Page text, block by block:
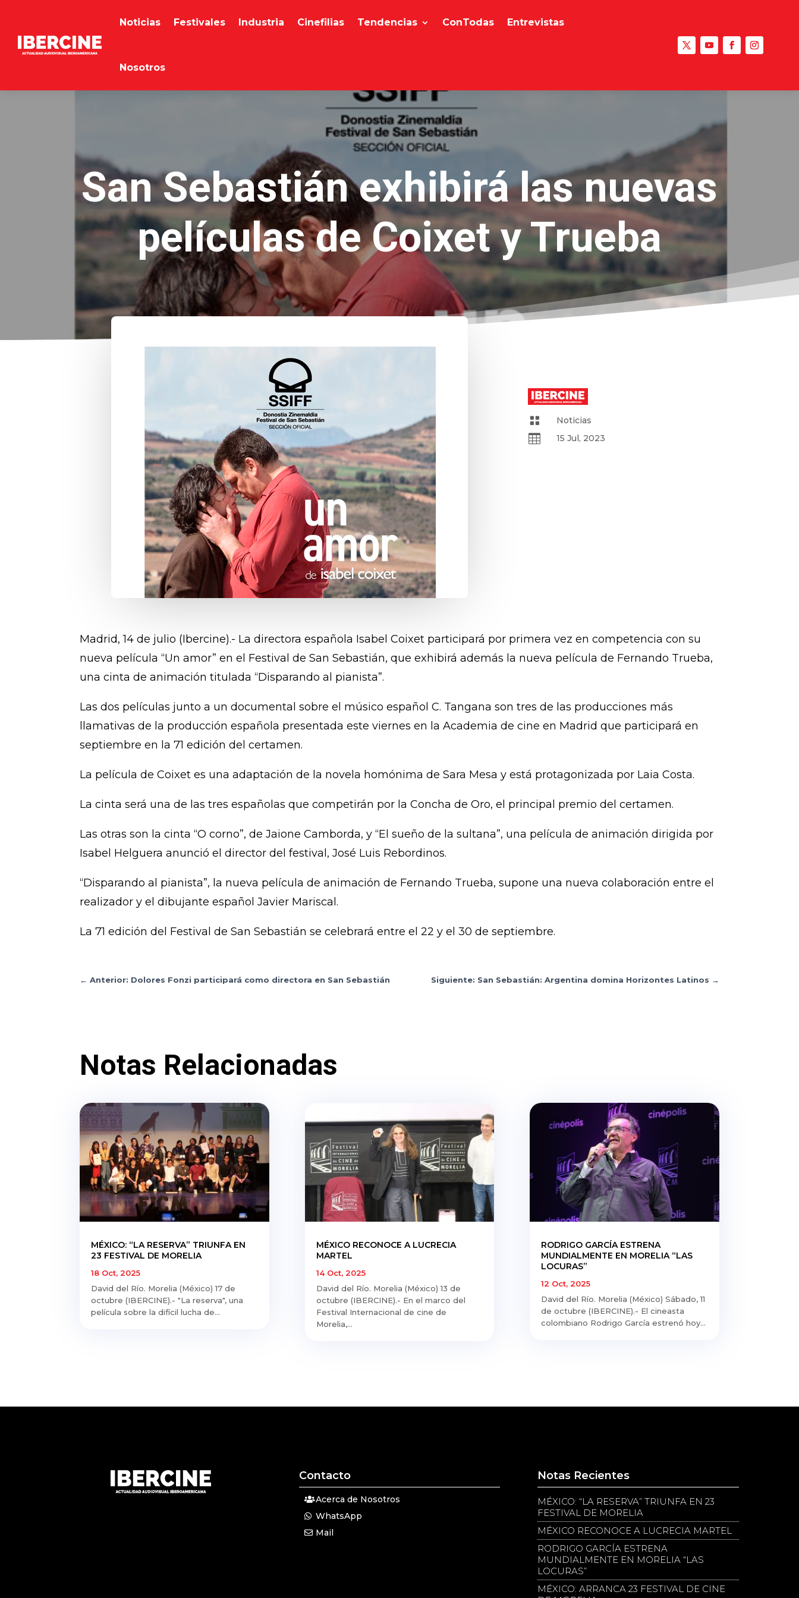
Noticias Festivales Industria Cinefilias Tendencias ConTodas Entrevistas
Nosotros
San Sebastián exhibirá las nuevas
películas de Coixet y Trueba
 Noticias
 15 Jul, 2023
Madrid, 14 de julio (Ibercine).- La directora española Isabel Coixet participará por primera vez en competencia con su
nueva película “Un amor” en el Festival de San Sebastián, que exhibirá además la nueva película de Fernando Trueba,
una cinta de animación titulada “Disparando al pianista”.
Las dos películas junto a un documental sobre el músico español C. Tangana son tres de las producciones más
llamativas de la producción española presentada este viernes en la Academia de cine en Madrid que participará en
septiembre en la 71 edición del certamen.
La película de Coixet es una adaptación de la novela homónima de Sara Mesa y está protagonizada por Laia Costa.
La cinta será una de las tres españolas que competirán por la Concha de Oro, el principal premio del certamen.
Las otras son la cinta “O corno”, de Jaione Camborda, y “El sueño de la sultana”, una película de animación dirigida por
Isabel Helguera anunció el director del festival, José Luis Rebordinos.
“Disparando al pianista”, la nueva película de animación de Fernando Trueba, supone una nueva colaboración entre el
realizador y el dibujante español Javier Mariscal.
La 71 edición del Festival de San Sebastián se celebrará entre el 22 y el 30 de septiembre.
←Anterior: Dolores Fonzi participará como directora en San Sebastián Siguiente: San Sebastián: Argentina domina Horizontes Latinos →
Notas Relacionadas
MÉXICO: “LA RESERVA” TRIUNFA EN
23 FESTIVAL DE MORELIA
18 Oct, 2025
David del Río. Morelia (México) 17 de
octubre (IBERCINE).- "La reserva", una
película sobre la difícil lucha de...
MÉXICO RECONOCE A LUCRECIA
MARTEL
14 Oct, 2025
David del Río. Morelia (México) 13 de
octubre (IBERCINE).- En el marco del
Festival Internacional de cine de
Morelia,...
RODRIGO GARCÍA ESTRENA
MUNDIALMENTE EN MORELIA “LAS
LOCURAS”
12 Oct, 2025
David del Río. Morelia (México) Sábado, 11
de octubre (IBERCINE).- El cineasta
colombiano Rodrigo García estrenó hoy...
Contacto
Acerca de Nosotros
WhatsApp
Mail
Notas Recientes
MÉXICO: “LA RESERVA” TRIUNFA EN 23
FESTIVAL DE MORELIA
MÉXICO RECONOCE A LUCRECIA MARTEL
RODRIGO GARCÍA ESTRENA
MUNDIALMENTE EN MORELIA “LAS
LOCURAS”
MÉXICO: ARRANCA 23 FESTIVAL DE CINE